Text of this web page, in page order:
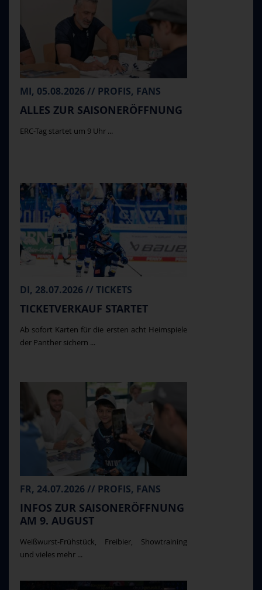
MI, 05.08.2026 // PROFIS, FANS
ALLES ZUR SAISONERÖFFNUNG
ERC-Tag startet um 9 Uhr ...
DI, 28.07.2026 // TICKETS
TICKETVERKAUF STARTET
Ab sofort Karten für die ersten acht Heimspiele
der Panther sichern ...
FR, 24.07.2026 // PROFIS, FANS
INFOS ZUR SAISONERÖFFNUNG
AM 9. AUGUST
Weißwurst-Frühstück, Freibier, Showtraining
und vieles mehr ...